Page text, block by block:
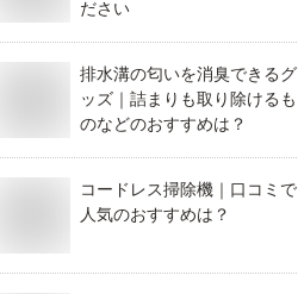
ださい
排水溝の匂いを消臭できるグ
ッズ｜詰まりも取り除けるも
のなどのおすすめは？
コードレス掃除機｜口コミで
人気のおすすめは？